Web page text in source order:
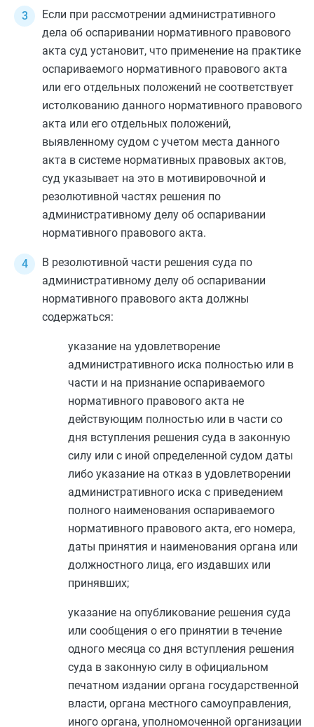
Если при рассмотрении административного
дела об оспаривании нормативного правового
акта суд установит, что применение на практике
оспариваемого нормативного правового акта
или его отдельных положений не соответствует
истолкованию данного нормативного правового
акта или его отдельных положений,
выявленному судом с учетом места данного
акта в системе нормативных правовых актов,
суд указывает на это в мотивировочной и
резолютивной частях решения по
административному делу об оспаривании
нормативного правового акта.
В резолютивной части решения суда по
административному делу об оспаривании
нормативного правового акта должны
содержаться:
указание на удовлетворение
административного иска полностью или в
части и на признание оспариваемого
нормативного правового акта не
действующим полностью или в части со
дня вступления решения суда в законную
силу или с иной определенной судом даты
либо указание на отказ в удовлетворении
административного иска с приведением
полного наименования оспариваемого
нормативного правового акта, его номера,
даты принятия и наименования органа или
должностного лица, его издавших или
принявших;
указание на опубликование решения суда
или сообщения о его принятии в течение
одного месяца со дня вступления решения
суда в законную силу в официальном
печатном издании органа государственной
власти, органа местного самоуправления,
иного органа, уполномоченной организации